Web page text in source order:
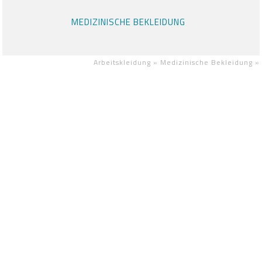
MEDIZINISCHE BEKLEIDUNG
Arbeitskleidung » Medizinische Bekleidung »